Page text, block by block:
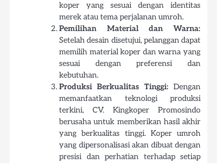
koper yang sesuai dengan identitas
merek atau tema perjalanan umroh.
Pemilihan Material dan Warna:
Setelah desain disetujui, pelanggan dapat
memilih material koper dan warna yang
sesuai dengan preferensi dan
kebutuhan.
Produksi Berkualitas Tinggi: Dengan
memanfaatkan teknologi produksi
terkini, CV. Kingkoper Promosindo
berusaha untuk memberikan hasil akhir
yang berkualitas tinggi. Koper umroh
yang dipersonalisasi akan dibuat dengan
presisi dan perhatian terhadap setiap